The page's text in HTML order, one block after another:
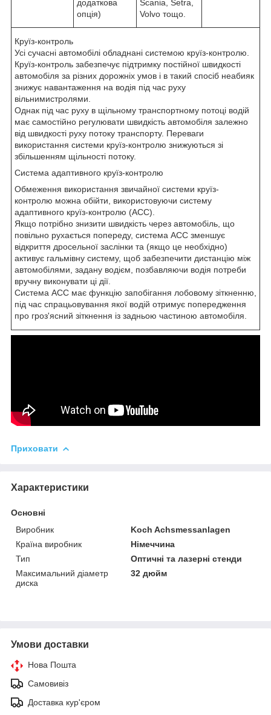
додаткова
опція)
Scania, Setra,
Volvo тощо.
Круїз-контроль
Усі сучасні автомобілі обладнані системою круїз-контролю.
Круїз-контроль забезпечує підтримку постійної швидкості
автомобіля за різних дорожніх умов і в такий спосіб неабияк
знижує навантаження на водія під час руху
вільнимистролями.
Однак під час руху в щільному транспортному потоці водій
має самостійно регулювати швидкість автомобіля залежно
від швидкості руху потоку транспорту. Переваги
використання системи круїз-контролю знижуються зі
збільшенням щільності потоку.
Система адаптивного круїз-контролю
Обмеження використання звичайної системи круїз-
контролю можна обійти, використовуючи систему
адаптивного круїз-контролю (ACC).
Якщо потрібно знизити швидкість через автомобіль, що
повільно рухається попереду, система ACC зменшує
відкриття дросельної заслінки та (якщо це необхідно)
активує гальмівну систему, щоб забезпечити дистанцію між
автомобілями, задану водієм, позбавляючи водія потреби
вручну виконувати ці дії.
Система ACC має функцію запобігання лобовому зіткненню,
під час спрацьовування якої водій отримує попередження
про гроз'ясний зіткнення із задньою частиною автомобіля.
Приховати
Характеристики
Основні
Виробник
Koch Achsmessanlagen
Країна виробник
Німеччина
Тип
Оптичні та лазерні стенди
Максимальний діаметр
диска
32 дюйм
Умови доставки
Нова Пошта
Самовивіз
Доставка кур'єром